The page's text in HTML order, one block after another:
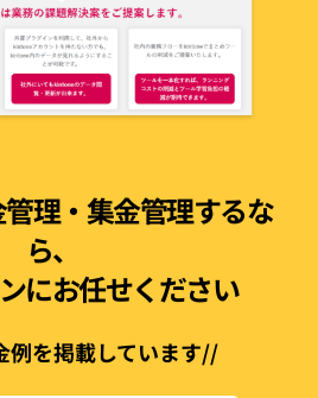
理・集金管理するな
ら、
にお任せください
例を掲載しています//